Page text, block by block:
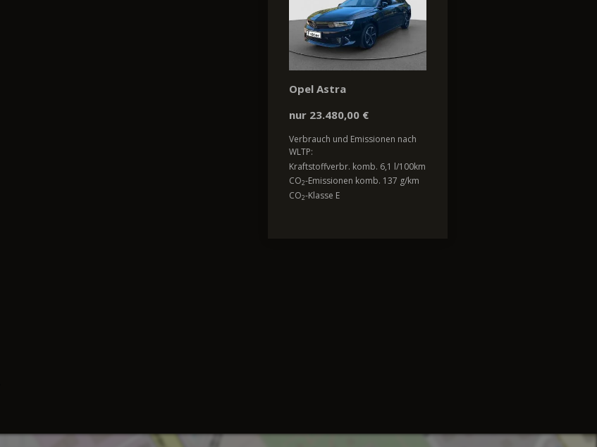
Opel Astra
nur 23.480,00 €
Verbrauch und Emissionen nach
WLTP:
Kraftstoffverbr. komb. 6,1 l/100km
CO2-Emissionen komb. 137 g/km
CO2-Klasse E